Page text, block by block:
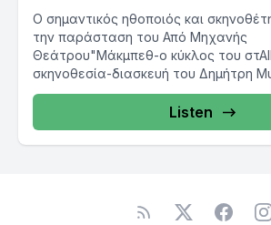
Ο σημαντικός ηθοποιός και
την παράσταση του Από Μηχανής
Θεάτρου"Μάκμπεθ-ο κύκλος του
σκηνοθεσία-διασκευή του Δημήτρη
στο prtothema.gr και...
Listen